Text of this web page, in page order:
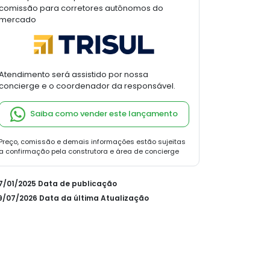
para corretores autônomos do
será assistido por nossa
e o coordenador da responsável.
Saiba como vender este lançamento
comissão e demais informações estão sujeitas
confirmação pela construtora e área de concierge
01/2025 Data de publicação
07/2026 Data da última Atualização